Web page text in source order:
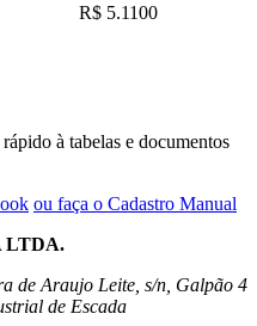
R$ 5.1100
à tabelas e documentos
ou faça o Cadastro Manual
LTDA.
de Araujo Leite, s/n, Galpão 4
de Escada